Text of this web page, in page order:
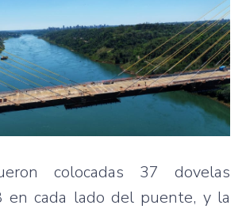
colocadas 37 dovelas
en cada lado del puente, y la